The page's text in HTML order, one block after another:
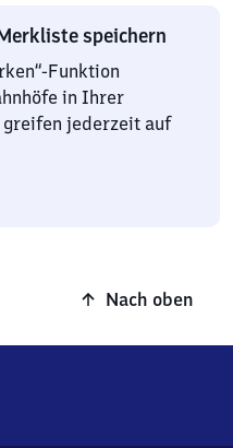
speichern
Funktion
in Ihrer
jederzeit auf
Nach oben